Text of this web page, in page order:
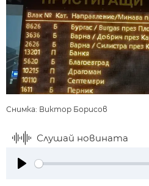
Снимка: Виктор Борисов
Слушай новината